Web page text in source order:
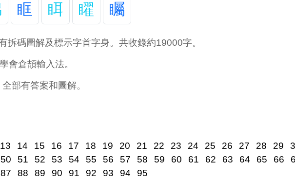
眶 眲 矅 矚
拆碼圖解及標示字首字身。共收錄約19000字。
會倉頡輸入法。
部有答案和圖解。
13 14 15 16 17 18 19 20 21 22 23 24 25 26 27 28 29
50 51 52 53 54 55 56 57 58 59 60 61 62 63 64 65 66
87 88 89 90 91 92 93 94 95